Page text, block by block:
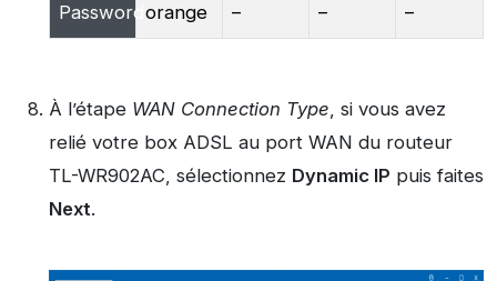
Password orange – – –
À l’étape WAN Connection Type, si vous avez
relié votre box ADSL au port WAN du routeur
TL-WR902AC, sélectionnez Dynamic IP puis faites
Next.